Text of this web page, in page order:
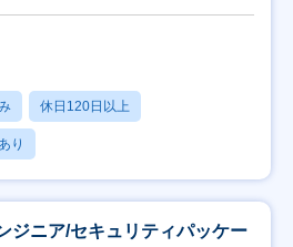
休日120日以上
り
ジニア/セキュリティパッケー